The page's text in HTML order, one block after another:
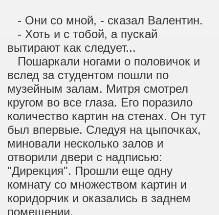
- Они со мной, - сказал Валентин.
- Хоть и с тобой, а пускай
вытирают как следует...
Пошаркали ногами о половичок и
вслед за студентом пошли по
музейным залам. Митря смотрел
кругом во все глаза. Его поразило
количество картин на стенах. Он тут
был впервые. Следуя на цыпочках,
миновали несколько залов и
отворили двери с надписью:
"Дирекция". Прошли еще одну
комнату со множеством картин и
коридорчик и оказались в заднем
помещении.